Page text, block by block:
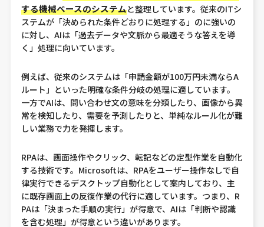
する機械ベースのシステムと整理しています。従来のITシ
ステムが「決められた条件どおりに処理する」のに強いの
に対し、AIは「過去データや文脈から最適そうな答えを導
く」処理に向いています。
例えば、従来のシステムは「申請金額が100万円未満ならA
ルート」といった明確な条件分岐の処理に適しています。
一方でAIは、問い合わせ文の意味を分類したり、画像から異
常を検知したり、需要を予測したりと、単純なルール化が難
しい業務で力を発揮します。
RPAは、画面操作やクリック、転記などの定型作業を自動化
する技術です。Microsoftは、RPAをユーザー操作なしで自
律実行できるデスクトップ自動化として案内しており、主
に既存画面上の反復作業の代行に適しています。つまり、R
PAは「決まった手順の実行」が得意で、AIは「判断や認識
を含む処理」が得意という違いがあります。